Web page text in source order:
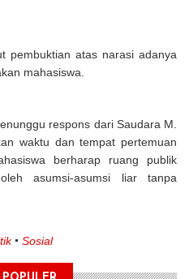
pembuktian atas narasi adanya
mahasiswa.
respons dari Saudara M.
waktu dan tempat pertemuan
berharap ruang publik
asumsi-asumsi liar tanpa
Sosial